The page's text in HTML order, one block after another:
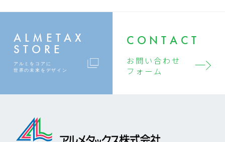
ALMETAX
STORE
アルミをコアに
世界の未来をデザイン
CONTACT
お問い合わせ
フォーム